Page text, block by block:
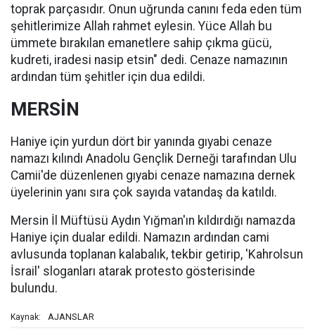
toprak parçasıdır. Onun uğrunda canını feda eden tüm
şehitlerimize Allah rahmet eylesin. Yüce Allah bu
ümmete bırakılan emanetlere sahip çıkma gücü,
kudreti, iradesi nasip etsin" dedi. Cenaze namazının
ardından tüm şehitler için dua edildi.
MERSİN
Haniye için yurdun dört bir yanında gıyabi cenaze
namazı kılındı Anadolu Gençlik Derneği tarafından Ulu
Camii'de düzenlenen gıyabi cenaze namazına dernek
üyelerinin yanı sıra çok sayıda vatandaş da katıldı.
Mersin İl Müftüsü Aydın Yığman'ın kıldırdığı namazda
Haniye için dualar edildi. Namazın ardından cami
avlusunda toplanan kalabalık, tekbir getirip, 'Kahrolsun
İsrail' sloganları atarak protesto gösterisinde
bulundu.
Kaynak: AJANSLAR